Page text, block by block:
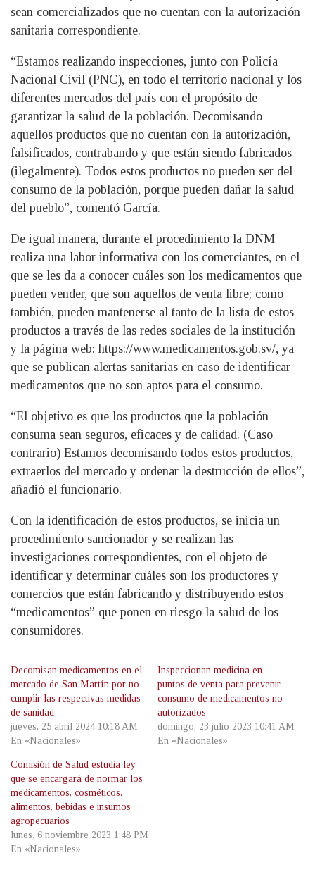
sean comercializados que no cuentan con la autorización
sanitaria correspondiente.
“Estamos realizando inspecciones, junto con Policía
Nacional Civil (PNC), en todo el territorio nacional y los
diferentes mercados del país con el propósito de
garantizar la salud de la población. Decomisando
aquellos productos que no cuentan con la autorización,
falsificados, contrabando y que están siendo fabricados
(ilegalmente). Todos estos productos no pueden ser del
consumo de la población, porque pueden dañar la salud
del pueblo”, comentó García.
De igual manera, durante el procedimiento la DNM
realiza una labor informativa con los comerciantes, en el
que se les da a conocer cuáles son los medicamentos que
pueden vender, que son aquellos de venta libre; como
también, pueden mantenerse al tanto de la lista de estos
productos a través de las redes sociales de la institución
y la página web: https://www.medicamentos.gob.sv/, ya
que se publican alertas sanitarias en caso de identificar
medicamentos que no son aptos para el consumo.
“El objetivo es que los productos que la población
consuma sean seguros, eficaces y de calidad. (Caso
contrario) Estamos decomisando todos estos productos,
extraerlos del mercado y ordenar la destrucción de ellos”,
añadió el funcionario.
Con la identificación de estos productos, se inicia un
procedimiento sancionador y se realizan las
investigaciones correspondientes, con el objeto de
identificar y determinar cuáles son los productores y
comercios que están fabricando y distribuyendo estos
“medicamentos” que ponen en riesgo la salud de los
consumidores.
Decomisan medicamentos en el
mercado de San Martín por no
cumplir las respectivas medidas
de sanidad
jueves, 25 abril 2024 10:18 AM
En «Nacionales»
Inspeccionan medicina en
puntos de venta para prevenir
consumo de medicamentos no
autorizados
domingo, 23 julio 2023 10:41 AM
En «Nacionales»
Comisión de Salud estudia ley
que se encargará de normar los
medicamentos, cosméticos,
alimentos, bebidas e insumos
agropecuarios
lunes, 6 noviembre 2023 1:48 PM
En «Nacionales»